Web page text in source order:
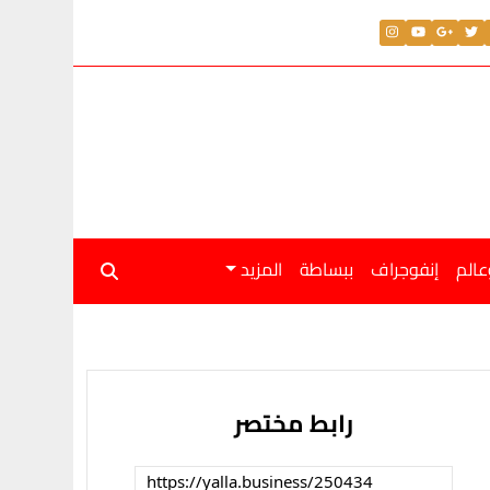
إنفوجراف ببساطة المزيد
رابط مختصر